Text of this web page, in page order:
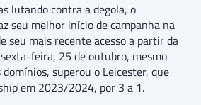
lutando contra a degola, o
seu melhor início de campanha na
seu mais recente acesso a partir da
feira, 25 de outubro, mesmo
superou o Leicester, que
em 2023/2024, por 3 a 1.